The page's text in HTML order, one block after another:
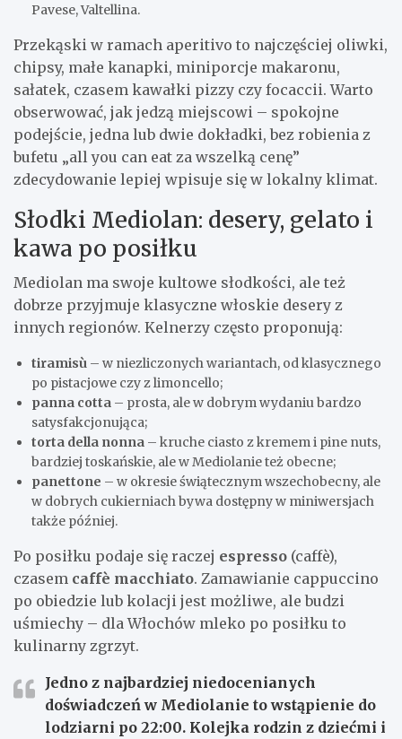
Pavese, Valtellina.
Przekąski w ramach aperitivo to najczęściej oliwki,
chipsy, małe kanapki, miniporcje makaronu,
sałatek, czasem kawałki pizzy czy focaccii. Warto
obserwować, jak jedzą miejscowi – spokojne
podejście, jedna lub dwie dokładki, bez robienia z
bufetu „all you can eat za wszelką cenę”
zdecydowanie lepiej wpisuje się w lokalny klimat.
Słodki Mediolan: desery, gelato i
kawa po posiłku
Mediolan ma swoje kultowe słodkości, ale też
dobrze przyjmuje klasyczne włoskie desery z
innych regionów. Kelnerzy często proponują:
tiramisù – w niezliczonych wariantach, od klasycznego
po pistacjowe czy z limoncello;
panna cotta – prosta, ale w dobrym wydaniu bardzo
satysfakcjonująca;
torta della nonna – kruche ciasto z kremem i pine nuts,
bardziej toskańskie, ale w Mediolanie też obecne;
panettone – w okresie świątecznym wszechobecny, ale
w dobrych cukierniach bywa dostępny w miniwersjach
także później.
Po posiłku podaje się raczej espresso (caffè),
czasem caffè macchiato. Zamawianie cappuccino
po obiedzie lub kolacji jest możliwe, ale budzi
uśmiechy – dla Włochów mleko po posiłku to
kulinarny zgrzyt.
Jedno z najbardziej niedocenianych
doświadczeń w Mediolanie to wstąpienie do
lodziarni po 22:00. Kolejka rodzin z dziećmi i